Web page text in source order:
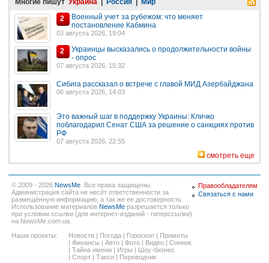
Многие пишут Украина Россия
Мир
2
Военный учет за рубежом: что меняет
постановление Кабмина
03 августа 2026, 19:04
2
Украинцы высказались о продолжительности войны
- опрос
07 августа 2026, 15:32
Сибига рассказал о встрече с главой МИД Азербайджана
06 августа 2026, 14:03
Это важный шаг в поддержку Украины: Кличко
поблагодарил Сенат США за решение о санкциях против
РФ
07 августа 2026, 22:55
смотреть еще
© 2009 - 2026 NewsMe . Все права защищены.
Администрация сайта не несёт ответственности за
размещённую информацию, а так же ее достоверность.
Использование материалов NewsMe разрешается только
при условии ссылки (для интернет-изданий - гиперссылки)
на NewsMe.com.ua.
Наши проекты:
Новости | Погода | Гороскоп | Приметы
| Финансы | Авто | Фото | Видео | Сонник
| Тайна имени | Игры | Шоу-бизнес
| Спорт | Такси | Переводчик
Правообладателям
Связаться с нами